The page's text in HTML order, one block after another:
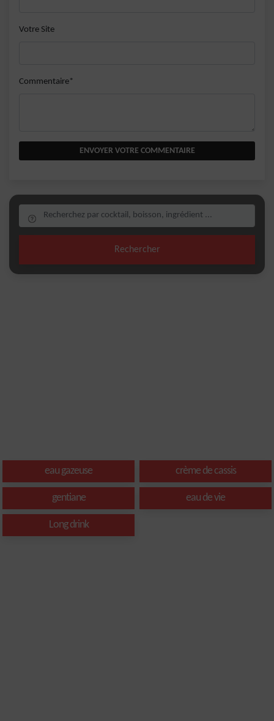
Votre Site
Commentaire*
ENVOYER VOTRE COMMENTAIRE
Rechercher
eau gazeuse crème de cassis
gentiane eau de vie
Long drink